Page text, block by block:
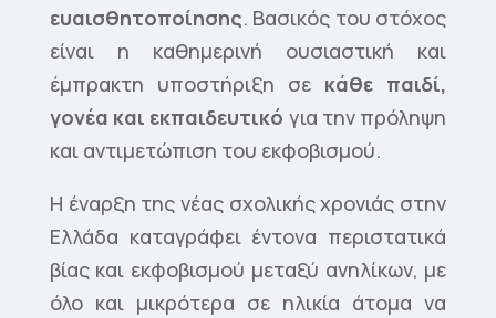
ευαισθητοποίησης. Βασικός του στόχος
είναι η καθημερινή ουσιαστική και
έμπρακτη υποστήριξη σε κάθε παιδί,
γονέα και εκπαιδευτικό για την πρόληψη
και αντιμετώπιση του εκφοβισμού.
Η έναρξη της νέας σχολικής χρονιάς στην
Ελλάδα καταγράφει έντονα περιστατικά
βίας και εκφοβισμού μεταξύ ανηλίκων, με
όλο και μικρότερα σε ηλικία άτομα να